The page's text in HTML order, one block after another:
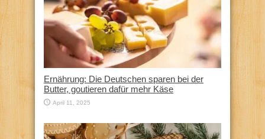
Ernährung: Die Deutschen sparen bei der
Butter, goutieren dafür mehr Käse
April 11, 2025